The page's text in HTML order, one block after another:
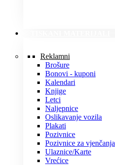
Reklamni
Brošure
Bonovi - kuponi
Kalendari
Knjige
Letci
Naljepnice
Oslikavanje vozila
Plakati
Pozivnice
Pozivnice za vjenčanja
Ulaznice/Karte
Vrećice